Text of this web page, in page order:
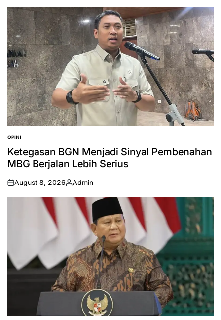
POSTED
IN
OPINI
Ketegasan BGN Menjadi Sinyal Pembenahan
MBG Berjalan Lebih Serius
on
August 8, 2026
Posted
by
Admin